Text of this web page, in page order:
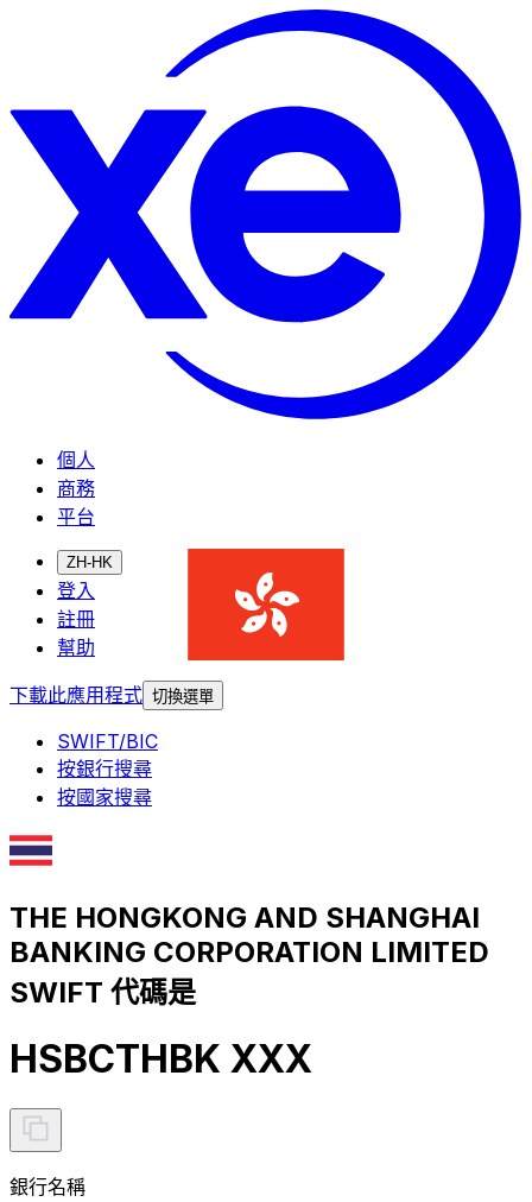
個人
商務
平台
ZH-HK
登入
註冊
幫助
下載此應用程式 切換選單
SWIFT/BIC
按銀行搜尋
按國家搜尋
THE HONGKONG AND SHANGHAI
BANKING CORPORATION LIMITED
SWIFT 代碼是
HSBCTHBK XXX
銀行名稱